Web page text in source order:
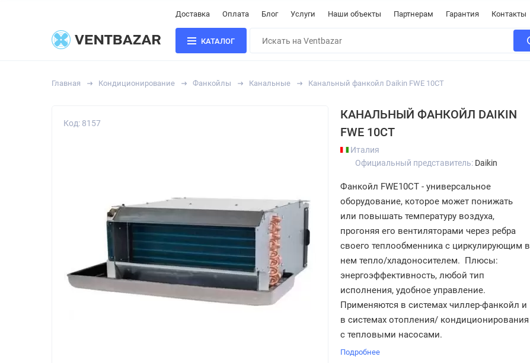
Доставка Оплата Блог Услуги Наши объекты Партнерам Гарантия Контакты
КАТАЛОГ
Главная Кондиционирование Фанкойлы Канальные Канальный фанкойл Daikin FWE 10CT
Код: 8157
КАНАЛЬНЫЙ ФАНКОЙЛ DAIKIN
FWE 10CT
Италия
Официальный представитель: Daikin
Фанкойл FWE10CT - универсальное
оборудование, которое может понижать
или повышать температуру воздуха,
прогоняя его вентиляторами через ребра
своего теплообменника с циркулирующим в
нем тепло/хладоносителем. Плюсы:
энергоэффективность, любой тип
исполнения, удобное управление.
Применяются в системах чиллер-фанкойл и
в системах отопления/ кондиционирования
с тепловыми насосами.
Подробнее